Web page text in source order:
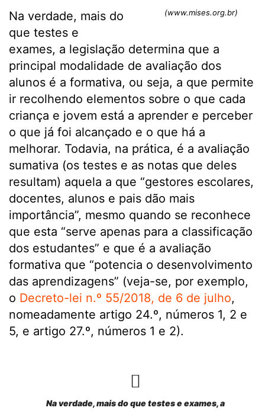
(www.mises.org.br)
Na verdade, mais do
que testes e
exames, a legislação determina que a
principal modalidade de avaliação dos
alunos é a formativa, ou seja, a que permite
ir recolhendo elementos sobre o que cada
criança e jovem está a aprender e perceber
o que já foi alcançado e o que há a
melhorar. Todavia, na prática, é a avaliação
sumativa (os testes e as notas que deles
resultam) aquela a que “gestores escolares,
docentes, alunos e pais dão mais
importância”, mesmo quando se reconhece
que esta “serve apenas para a classificação
dos estudantes” e que é a avaliação
formativa que “potencia o desenvolvimento
das aprendizagens” (veja-se, por exemplo,
o Decreto-lei n.º 55/2018, de 6 de julho,
nomeadamente artigo 24.º, números 1, 2 e
5, e artigo 27.º, números 1 e 2).
Na verdade, mais do que testes e exames, a